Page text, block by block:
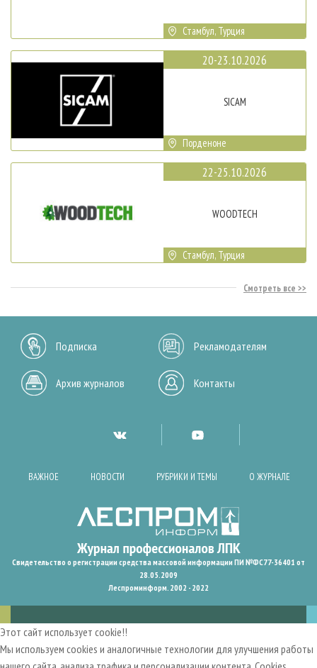
Стамбул, Турция
20-23.10.2026
SICAM
Порденоне
22-25.10.2026
WOODTECH
Стамбул, Турция
Смотреть все
Подписка Рекламодателям
Архив журналов Контакты
ВАЖНОЕ НОВОСТИ РУБРИКИ И ТЕМЫ О ЖУРНАЛЕ
Свидетельство о регистрации средства массовой информации ПИ №ФС77-36401 от
28.05.2009
Леспроминформ. 2002 - 2022
Этот сайт использует cookie!!
Мы используем cookies и аналогичные технологии для улучшения работы